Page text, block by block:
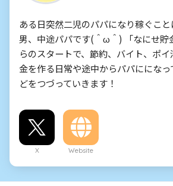
ある日突然二児のパパになり稼ぐこ
男、中途パパです(＾ω＾) 「なにせ貯
らのスタートで、節約、バイト、ポ
金を作る日常や途中からパパににな
どをつづっていきます！
X Website